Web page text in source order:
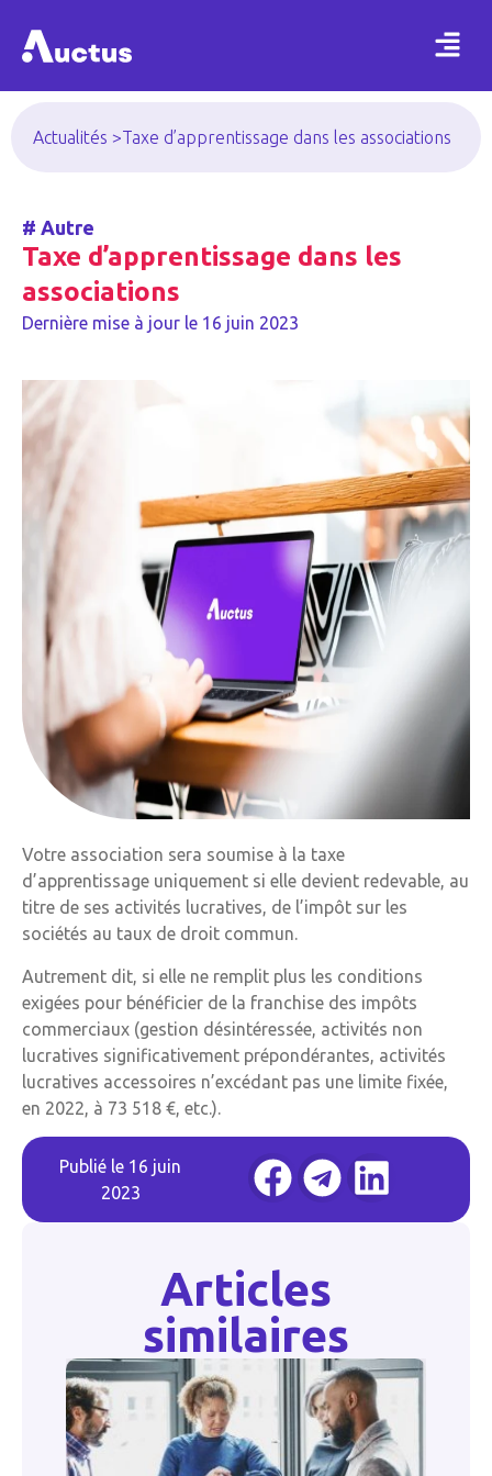
Actualités >Taxe d’apprentissage dans les associations
# Autre
Taxe d’apprentissage dans les
associations
Dernière mise à jour le 16 juin 2023
Votre association sera soumise à la taxe
d’apprentissage uniquement si elle devient redevable, au
titre de ses activités lucratives, de l’impôt sur les
sociétés au taux de droit commun.
Autrement dit, si elle ne remplit plus les conditions
exigées pour bénéficier de la franchise des impôts
commerciaux (gestion désintéressée, activités non
lucratives significativement prépondérantes, activités
lucratives accessoires n’excédant pas une limite fixée,
en 2022, à 73 518 €, etc.).
Publié le 16 juin
2023
Articles
similaires